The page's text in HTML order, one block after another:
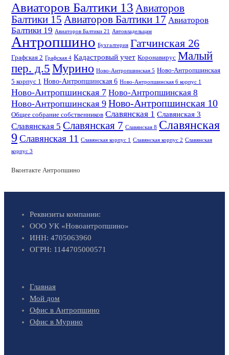
Авиаторов Балтики 13 Авиаторов
Балтики 15 Авиаторов Балтики 17 Авиаторов
Балтики 19 Авиаторов Балтики 21 Автовладельцам
Антропшино Бухгалтерия Гатчинская 26
Графская 2 Графская 4 Кадастровый учет Коронавирус Малый
пер. д.5Мурино Ново-Антропшинская 5 Ново-Антропшинская
5 корпус 1 Ново-Антропшинская 6 Ново-Антропшинская 6 корпус 1
Ново-Антропшинская 7 Ново-Антропшинская 8
Ново-Антропшинская 9 Ново-Антропшинская 10
Общее собрание собственников Славянская 1 Славянская 3
Славянская 5 Славянская 7 Славянская 8 Славянская
9 Славянская 11 Славянская корпус 1 Славянская корпус 2 Славянская
корпус 3
Вконтакте Антропшино
Реквизиты компании:
ООО УК «Новоантропшино»
ИНН: 4705063960
ОГРН: 1144705000571
Главная
Мой дом
Офис в Антропшино
Офис в Мурино